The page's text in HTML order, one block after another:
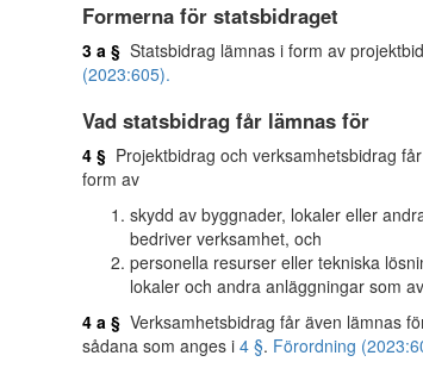
Formerna för statsbidraget
3 a § Statsbidrag lämnas i form av
(2023:605).
Vad statsbidrag får lämnas för
4 § Projektbidrag och verksamhetsbidrag
form av
skydd av byggnader, lokaler eller
bedriver verksamhet, och
personella resurser eller tekniska
lokaler och andra anläggningar som
4 a § Verksamhetsbidrag får även lämnas
sådana som anges i 4 §. Förordning